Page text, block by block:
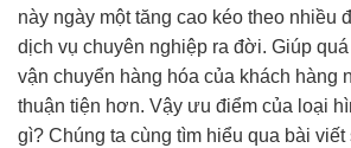
này ngày một tăng cao kéo theo nhiều
dịch vụ chuyên nghiệp ra đời. Giúp
vận chuyển hàng hóa của khách hàng
thuận tiện hơn. Vậy ưu điểm của loại
gì? Chúng ta cùng tìm hiểu qua bài viết